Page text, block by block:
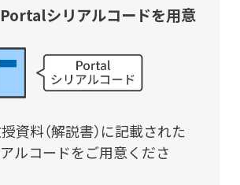
Portalシリアルコードを用意
資料（解説書）に記載された
ルコードをご用意くださ